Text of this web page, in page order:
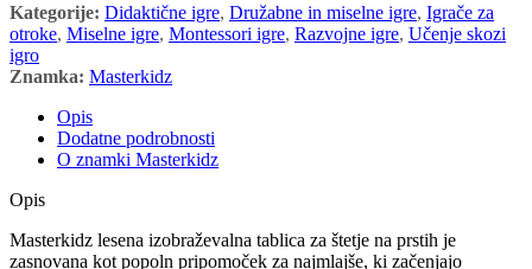
Kategorije: Didaktične igre, Družabne in miselne igre, Igrače za
otroke, Miselne igre, Montessori igre, Razvojne igre, Učenje skozi
igro
Znamka: Masterkidz
Opis
Dodatne podrobnosti
O znamki Masterkidz
Opis
Masterkidz lesena izobraževalna tablica za štetje na prstih je
zasnovana kot popoln pripomoček za najmlajše, ki začenjajo